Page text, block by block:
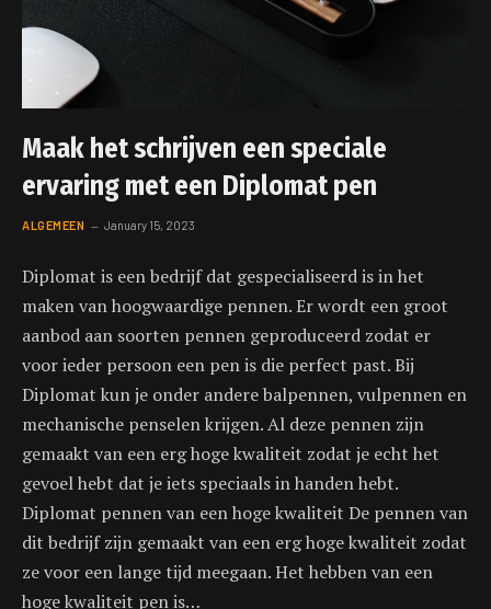
Maak het schrijven een speciale
ervaring met een Diplomat pen
ALGEMEEN January 15, 2023
Diplomat is een bedrijf dat gespecialiseerd is in het
maken van hoogwaardige pennen. Er wordt een groot
aanbod aan soorten pennen geproduceerd zodat er
voor ieder persoon een pen is die perfect past. Bij
Diplomat kun je onder andere balpennen, vulpennen en
mechanische penselen krijgen. Al deze pennen zijn
gemaakt van een erg hoge kwaliteit zodat je echt het
gevoel hebt dat je iets speciaals in handen hebt.
Diplomat pennen van een hoge kwaliteit De pennen van
dit bedrijf zijn gemaakt van een erg hoge kwaliteit zodat
ze voor een lange tijd meegaan. Het hebben van een
hoge kwaliteit pen is…